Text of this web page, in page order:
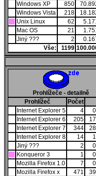
Windows XP
850
Windows Vista
218
Unix Linux
62
Mac OS
21
Jiný ???
2
Vše:
1199
Prohlížeče - detailně
Prohlížeč
Počet
Internet Explorer 5
4
Internet Explorer 6
205
Internet Explorer 7
344
Internet Explorer 8
14
Jiný ???
2
Konqueror 3
1
Mozilla Firefox 1.0
7
Mozilla Firefox x
471